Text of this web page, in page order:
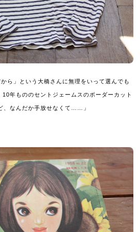
ら」という大橋さんに無理をいって選んでも
10年もののセントジェームスのボーダーカット
、なんだか手放せなくて……」